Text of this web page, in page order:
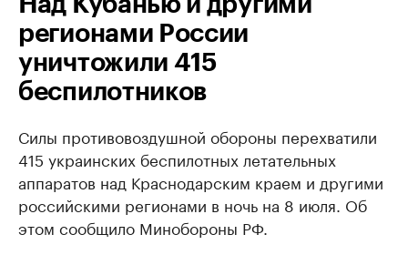
регионами России
уничтожили 415
беспилотников
Силы противовоздушной обороны перехватили
415 украинских беспилотных летательных
аппаратов над Краснодарским краем и другими
российскими регионами в ночь на 8 июля. Об
этом сообщило Минобороны РФ.